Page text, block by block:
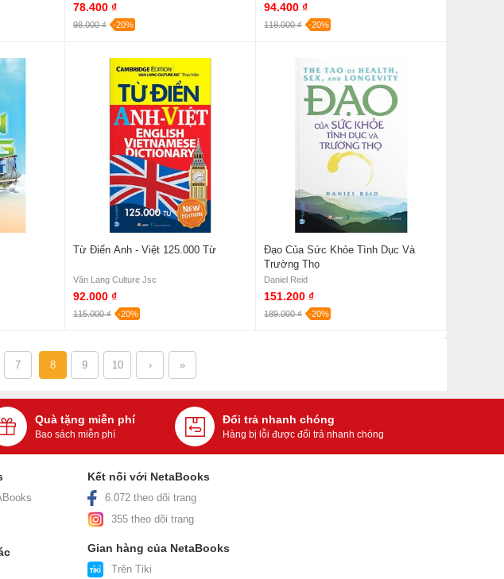
78.400 ₫
98.000 ₫ -20%
94.400 ₫
118.000 ₫ -20%
Từ Điển Anh - Việt 125.000 Từ
Văn Lang Culture Jsc
92.000 ₫
115.000 ₫ -20%
Đạo Của Sức Khỏe Tình Dục Và
Trường Thọ
Daniel Reid
151.200 ₫
189.000 ₫ -20%
7 8 9 10 › »
Quà tặng miễn phí
Bao sách miễn phí
Đổi trả nhanh chóng
Hàng bị lỗi được đổi trả nhanh chóng
Kết nối với NetaBooks
6.072 theo dõi trang
355 theo dõi trang
Gian hàng của NetaBooks
Trên Tiki